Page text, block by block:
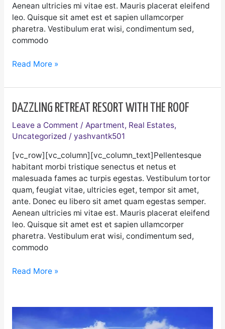
Aenean ultricies mi vitae est. Mauris placerat eleifend
leo. Quisque sit amet est et sapien ullamcorper
pharetra. Vestibulum erat wisi, condimentum sed,
commodo
Read More »
DAZZLING RETREAT RESORT WITH THE ROOF
Leave a Comment / Apartment, Real Estates,
Uncategorized / yashvantk501
[vc_row][vc_column][vc_column_text]Pellentesque
habitant morbi tristique senectus et netus et
malesuada fames ac turpis egestas. Vestibulum tortor
quam, feugiat vitae, ultricies eget, tempor sit amet,
ante. Donec eu libero sit amet quam egestas semper.
Aenean ultricies mi vitae est. Mauris placerat eleifend
leo. Quisque sit amet est et sapien ullamcorper
pharetra. Vestibulum erat wisi, condimentum sed,
commodo
Dazzling
Resort
with
the
roof
Read More »
apartments